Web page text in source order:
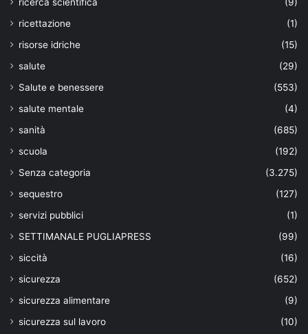
ricettazione
(1)
risorse idriche
(15)
salute
(29)
Salute e benessere
(553)
salute mentale
(4)
sanità
(685)
scuola
(192)
Senza categoria
(3.275)
sequestro
(127)
servizi pubblici
(1)
SETTIMANALE PUGLIAPRESS
(99)
siccità
(16)
sicurezza
(652)
sicurezza alimentare
(9)
sicurezza sul lavoro
(10)